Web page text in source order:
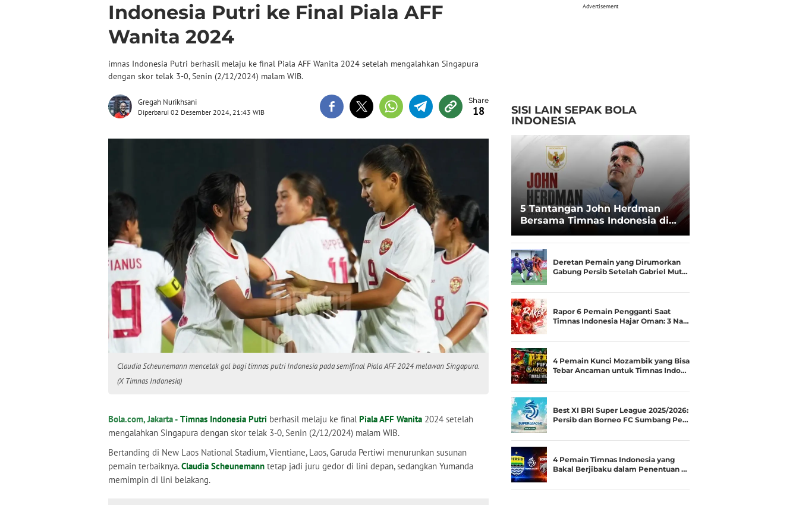
Indonesia Putri ke Final Piala AFF
Wanita 2024
imnas Indonesia Putri berhasil melaju ke final Piala AFF Wanita 2024 setelah mengalahkan Singapura
dengan skor telak 3-0, Senin (2/12/2024) malam WIB.
Gregah Nurikhsani
Diperbarui 02 Desember 2024, 21:43 WIB 18
Claudia Scheunemann mencetak gol bagi timnas putri Indonesia pada semifinal Piala AFF 2024 melawan Singapura.
(X Timnas Indonesia)
Bola.com, Jakarta - Timnas Indonesia Putri berhasil melaju ke finalPiala AFF Wanita 2024 setelah
mengalahkan Singapura dengan skor telak 3-0, Senin (2/12/2024) malam WIB.
Bertanding di New Laos National Stadium, Vientiane, Laos, Garuda Pertiwi menurunkan susunan
pemain terbaiknya.Claudia Scheunemann tetap jadi juru gedor di lini depan, sedangkan Yumanda
memimpin di lini belakang.
Advertisement
SISI LAIN SEPAK BOLA
INDONESIA
5 Tantangan John Herdman
Bersama Timnas Indonesia di
Spesialis Runner-up Menjadi
Juara
Deretan Pemain yang Dirumorkan
Gabung Persib Setelah Gabriel Mut…
Rapor 6 Pemain Pengganti Saat
Timnas Indonesia Hajar Oman: 3 Na…
4 Pemain Kunci Mozambik yang Bisa
Tebar Ancaman untuk Timnas Indo…
Best XI BRI Super League 2025/2026:
Persib dan Borneo FC Sumbang Pe…
4 Pemain Timnas Indonesia yang
Bakal Berjibaku dalam Penentuan …